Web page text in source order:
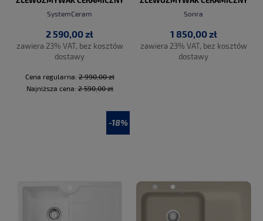
PROMO
SystemCeram
2 590,00 zł
zawiera 23% VAT, bez kosztów
dostawy
Cena regularna:2 990,00 zł
Najniższa cena:2 590,00 zł
Sonra
1 850,00 zł
zawiera 23% VAT, bez kosztów
dostawy
-18%